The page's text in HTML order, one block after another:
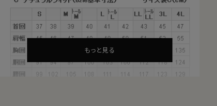
・衣服内をドライに保ち、日常の快適な着心地をサポート
・シワになりにくい形態安定
・洗濯後の乾きも早く、ほぼノンアイロンでお手入れが楽
これらの特長を備えた高機能素材が、ポリエステル
100％のクールマックス®オールシーズン・ファブリック。
もっと見る